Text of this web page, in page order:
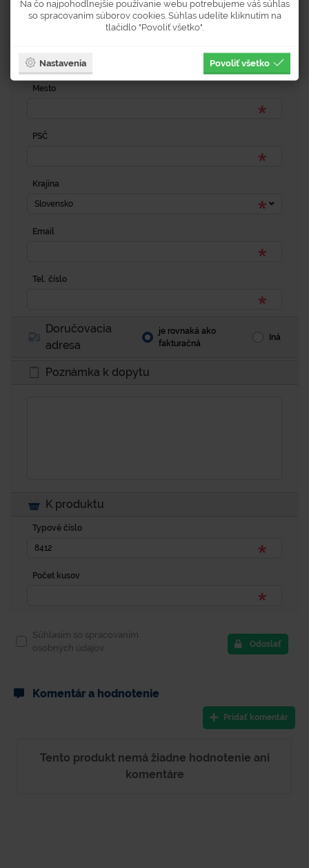
Mesto
PSČ
Krajina
Slovensko
Email
Tel. číslo
Doručovacia
adresa
je rovnaká ako
fakturačná
Iná
Poznámka k dopytu
K produktu
Typové číslo
Počet kusov
Súhlasím so spracovaním
osobných údajov.
Odoslať
Komentár a hodnotenie
Pridať komentár
Tento produkt nemá žiadne hodnotenie ani
komentáre
Na čo najpohodlnejšie používanie webu potrebujeme váš súhlas
so spracovaním súborov cookies. Súhlas udelíte kliknutím na
tlačidlo "Povoliť všetko".
Nastavenia Povoliť všetko